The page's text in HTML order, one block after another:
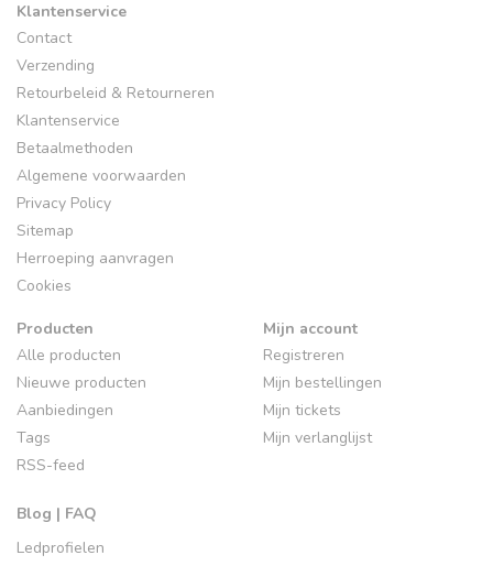
Klantenservice
Contact
Verzending
Retourbeleid & Retourneren
Klantenservice
Betaalmethoden
Algemene voorwaarden
Privacy Policy
Sitemap
Herroeping aanvragen
Cookies
Producten
Alle producten
Nieuwe producten
Aanbiedingen
Tags
RSS-feed
Blog | FAQ
Ledprofielen
Mijn account
Registreren
Mijn bestellingen
Mijn tickets
Mijn verlanglijst